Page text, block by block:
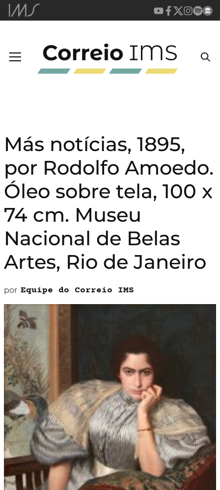
Más notícias, 1895,
por Rodolfo Amoedo.
Óleo sobre tela, 100 x
74 cm. Museu
Nacional de Belas
Artes, Rio de Janeiro
por Equipe do Correio IMS